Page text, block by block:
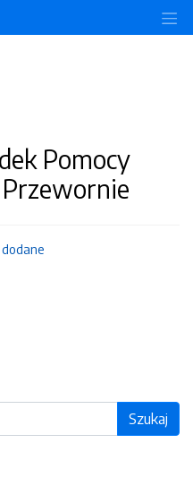
Pomocy
Przewornie
Szukaj